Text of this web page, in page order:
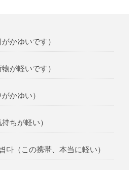
かゆいです）
が軽いです）
かゆい）
ちが軽い）
다（この携帯、本当に軽い）